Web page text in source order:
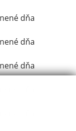
dňa
dňa
dňa